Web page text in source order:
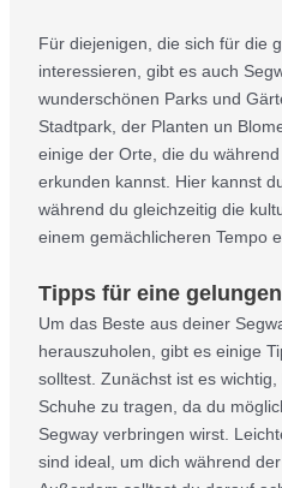
Für diejenigen, die sich für die
interessieren, gibt es auch
wunderschönen Parks und
Stadtpark, der Planten un
einige der Orte, die du
erkunden kannst. Hier kannst
während du gleichzeitig die
einem gemächlicheren Tempo
Tipps für eine
Um das Beste aus deiner
herauszuholen, gibt es einige
solltest. Zunächst ist es
Schuhe zu tragen, da du
Segway verbringen wirst.
sind ideal, um dich während